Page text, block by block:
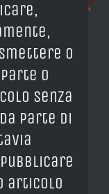
o
o
senza
parte di
articolo